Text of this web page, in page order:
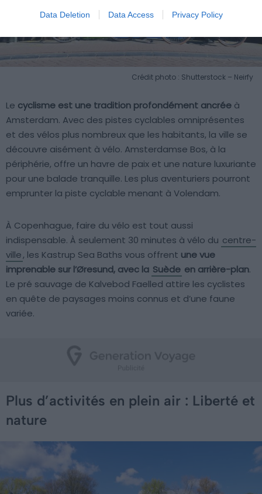
Data Deletion Data Access Privacy Policy
Crédit photo : Shutterstock – Neirfy
Le cyclisme est une tradition profondément ancrée à
Amsterdam. Avec des pistes cyclables omniprésentes
et des vélos plus nombreux que les habitants, la ville se
découvre aisément à vélo. Amsterdamse Bos, à la
périphérie, offre un havre de paix et une nature luxuriante
pour une balade tranquille. Les plus aventuriers pourront
emprunter la piste cyclable menant à Volendam.
À Copenhague, faire du vélo est tout aussi
indispensable. À seulement 30 minutes à vélo du centre-
ville, les Kastrup Sea Baths vous offrent une vue
imprenable sur l’Øresund, avec la Suède en arrière-plan.
Le pré sauvage de Kalvebod Faelled attire les cyclistes
en quête de paysages moins connus et d’une faune
variée.
Plus d’activités en plein air : Liberté et
nature